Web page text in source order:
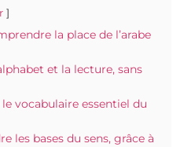
la place de l’arabe
et la lecture, sans
vocabulaire essentiel du
les bases du sens, grâce à